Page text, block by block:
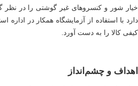
شور و کنسروهای غیر گوشتی را در نظر
با استفاده از آزمایشگاه همکار در اداره
کالا را به دست آورد.
و چشم‌­انداز